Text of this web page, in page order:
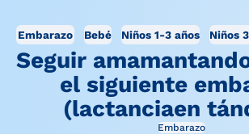
Embarazo Bebé Niños 1-3 años Niños
Seguir
el siguiente
(lactanciaen
Embarazo